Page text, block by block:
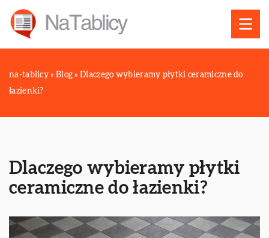
na-tablicy » Blog »Dlaczego wybieramy płytki ceramiczne do
łazienki?
Dlaczego wybieramy płytki
ceramiczne do łazienki?